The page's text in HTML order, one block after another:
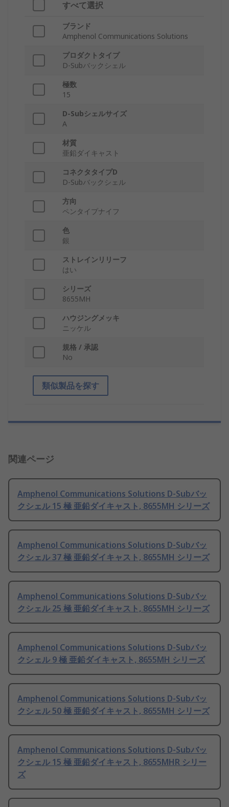
すべて選択
ブランド
Amphenol Communications Solutions
プロダクトタイプ
D-Subバックシェル
極数
15
D-Subシェルサイズ
A
材質
亜鉛ダイキャスト
コネクタタイプD
D-Subバックシェル
方向
ペンタイプナイフ
色
銀
ストレインリリーフ
はい
シリーズ
8655MH
ハウジングメッキ
ニッケル
規格 / 承認
No
類似製品を探す
関連ページ
Amphenol Communications Solutions D-Subバッ
クシェル 15 極 亜鉛ダイキャスト, 8655MH シリーズ
Amphenol Communications Solutions D-Subバッ
クシェル 37 極 亜鉛ダイキャスト, 8655MH シリーズ
Amphenol Communications Solutions D-Subバッ
クシェル 25 極 亜鉛ダイキャスト, 8655MH シリーズ
Amphenol Communications Solutions D-Subバッ
クシェル 9 極 亜鉛ダイキャスト, 8655MH シリーズ
Amphenol Communications Solutions D-Subバッ
クシェル 50 極 亜鉛ダイキャスト, 8655MH シリーズ
Amphenol Communications Solutions D-Subバッ
クシェル 15 極 亜鉛ダイキャスト, 8655MHR シリー
ズ